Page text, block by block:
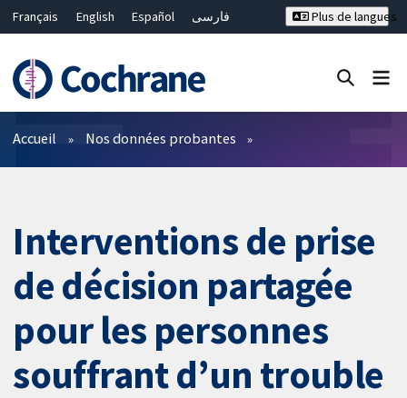
Français English Español
فارسی
Bahasa Malaysia
ไทย
繁體中文
简体中文
Plus de langues
Filtres
Accueil Nos données probantes
Interventions de prise
de décision partagée
pour les personnes
souffrant d’un trouble